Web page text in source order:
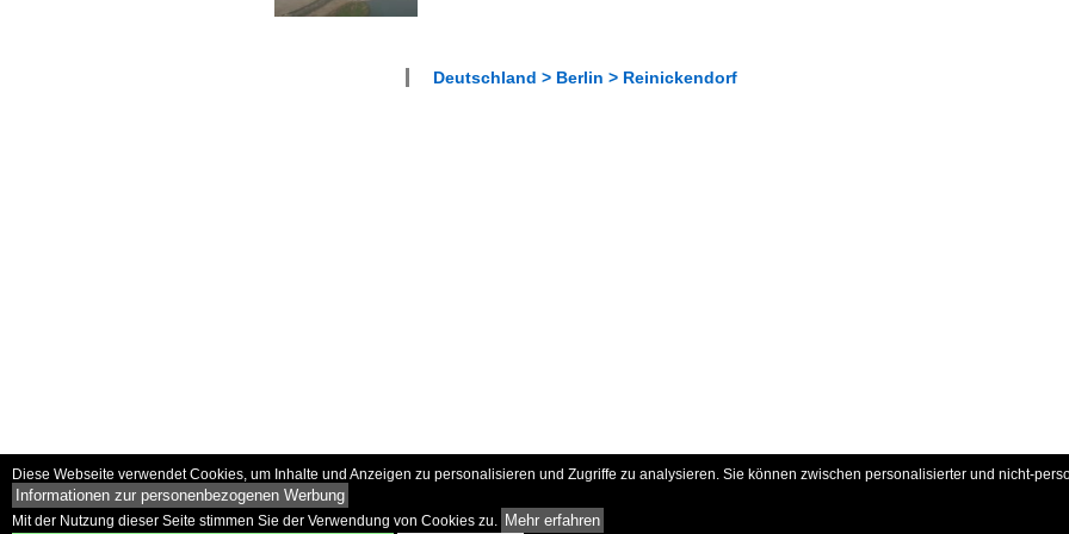
Deutschland > Berlin > Reinickendorf
Diese Webseite verwendet Cookies, um Inhalte und Anzeigen zu personalisieren und Zugriffe zu analysieren. Sie können zwischen personalisierter und nicht-
Informationen zur personenbezogenen Werbung
Mit der Nutzung dieser Seite stimmen Sie der Verwendung von Cookies zu. Mehr erfahren